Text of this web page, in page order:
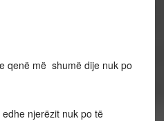
qenë më shumë dije nuk po
njerëzit nuk po të